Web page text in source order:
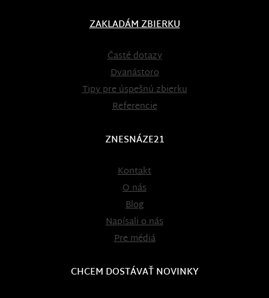
ZAKLADÁM ZBIERKU
Časté dotazy
Dvanástoro
Tipy pre úspešnú zbierku
Referencie
ZNESNÁZE21
Kontakt
O nás
Blog
Napísali o nás
Pre médiá
CHCEM DOSTÁVAŤ NOVINKY